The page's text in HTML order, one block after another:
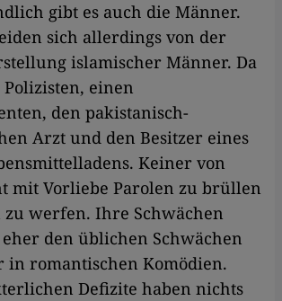
gibt es auch die Männer.
sich allerdings von der
islamischer Männer. Da
einen
den pakistanisch-
Arzt und den Besitzer eines
Keiner von
mit Vorliebe Parolen zu brüllen
zu werfen. Ihre Schwächen
den üblichen Schwächen
in romantischen Komödien.
Defizite haben nichts